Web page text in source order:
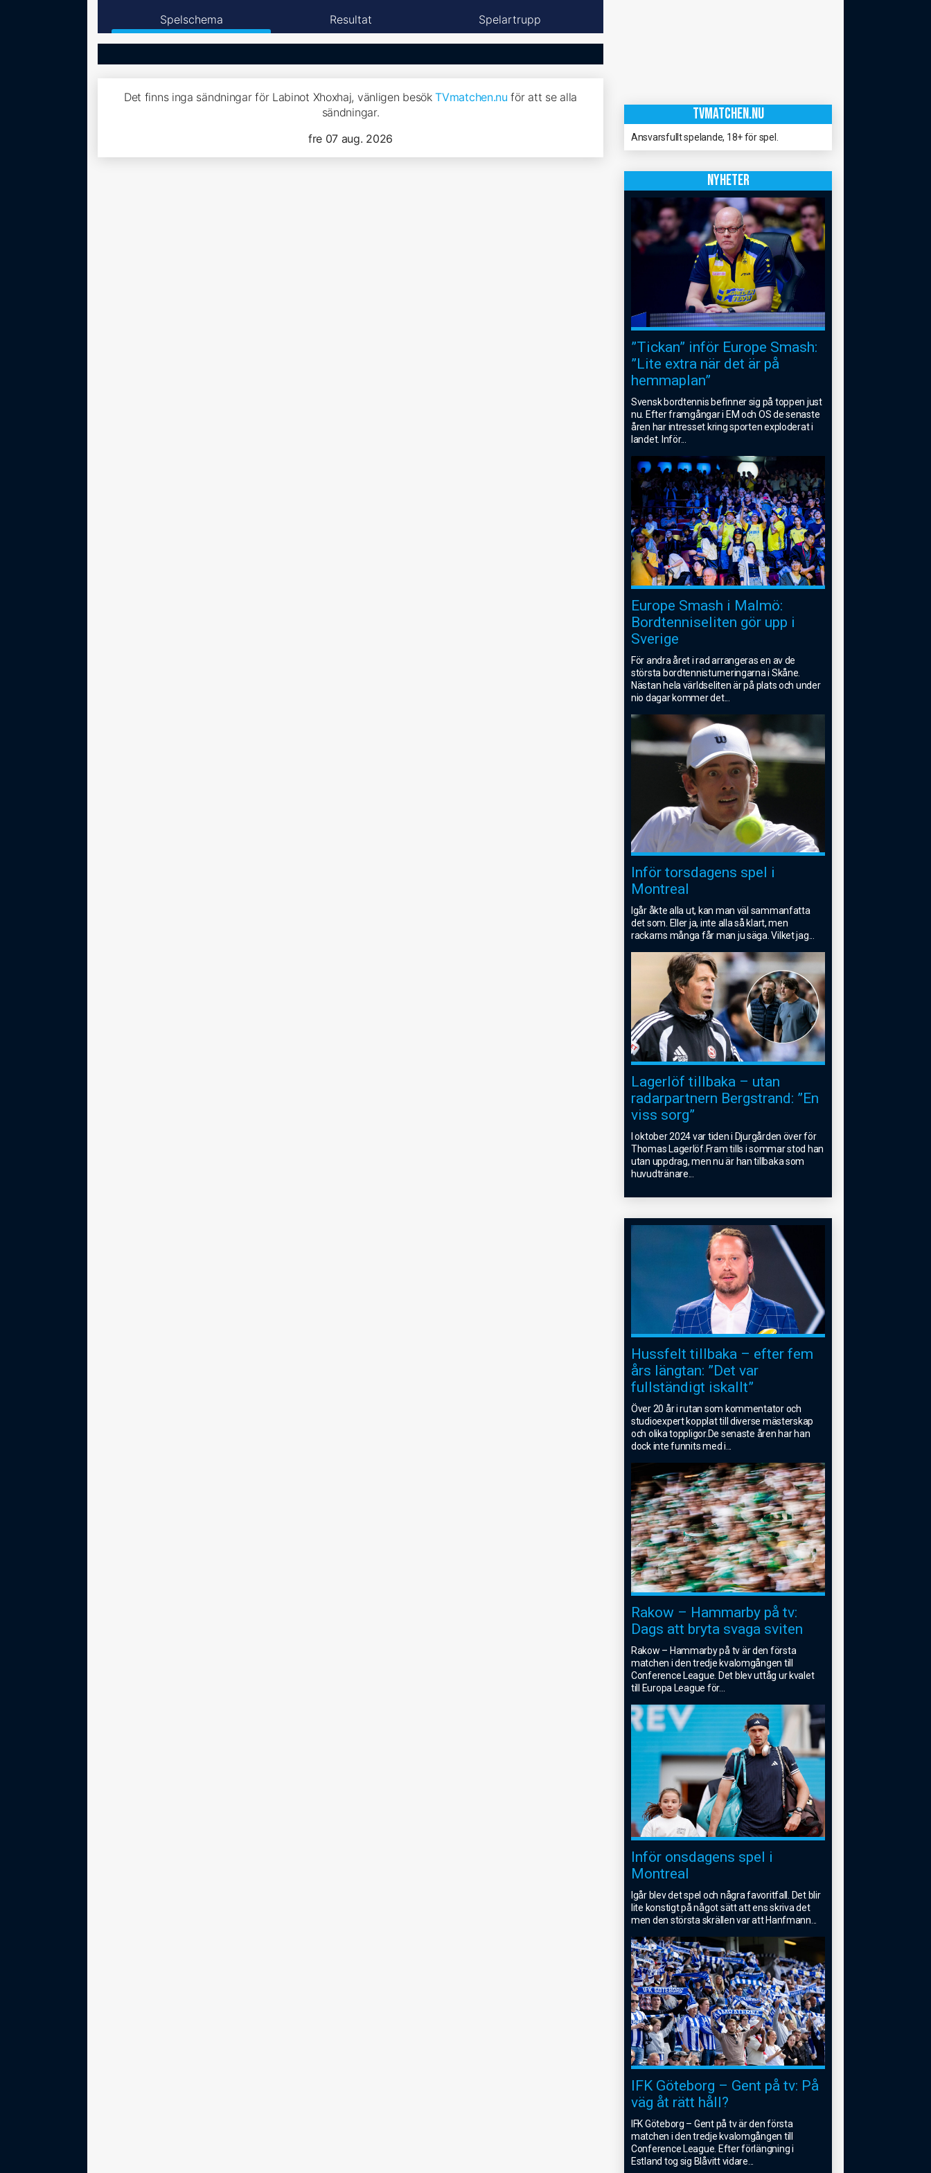
Spelschema Resultat Spelartrupp
Det finns inga sändningar för Labinot Xhoxhaj, vänligen besökTVmatchen.nu för att se alla
sändningar.
fre 07 aug. 2026
TVMATCHEN.NU
Ansvarsfullt spelande, 18+ för spel.
NYHETER
”Tickan” inför Europe Smash:
”Lite extra när det är på
hemmaplan”
Svensk bordtennis befinner sig på toppen just
nu. Efter framgångar i EM och OS de senaste
åren har intresset kring sporten exploderat i
landet. Inför...
Europe Smash i Malmö:
Bordtenniseliten gör upp i
Sverige
För andra året i rad arrangeras en av de
största bordtennisturneringarna i Skåne.
Nästan hela världseliten är på plats och under
nio dagar kommer det...
Inför torsdagens spel i
Montreal
Igår åkte alla ut, kan man väl sammanfatta
det som. Eller ja, inte alla så klart, men
rackarns många får man ju säga. Vilket jag
Lagerlöf tillbaka – utan
radarpartnern Bergstrand: ”En
viss sorg”
I oktober 2024 var tiden i Djurgården över för
Thomas Lagerlöf.Fram tills i sommar stod han
utan uppdrag, men nu är han tillbaka som
huvudtränare
Hussfelt tillbaka – efter fem
års längtan: ”Det var
fullständigt iskallt”
Över 20 år i rutan som kommentator och
studioexpert kopplat till diverse mästerskap
och olika toppligor.De senaste åren har han
dock inte funnits med i
Rakow – Hammarby på tv:
Dags att bryta svaga sviten
Rakow – Hammarby på tv är den första
matchen i den tredje kvalomgången till
Conference League. Det blev uttåg ur kvalet
till Europa League för...
Inför onsdagens spel i
Montreal
Igår blev det spel och några favoritfall. Det blir
lite konstigt på något sätt att ens skriva det
men den största skrällen var att Hanfmann
IFK Göteborg – Gent på tv: På
väg åt rätt håll?
IFK Göteborg – Gent på tv är den första
matchen i den tredje kvalomgången till
Conference League. Efter förlängning i
Estland tog sig Blåvitt vidare...